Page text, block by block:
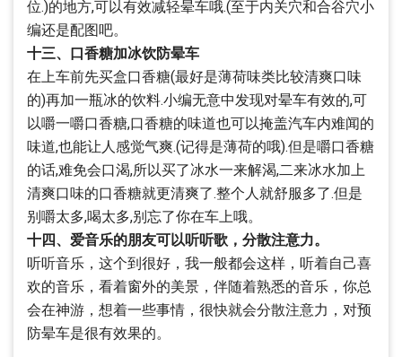
位.)的地方,可以有效减轻晕车哦.(至于内关穴和合谷穴小
编还是配图吧。
十三、口香糖加冰饮防晕车
在上车前先买盒口香糖(最好是薄荷味类比较清爽口味
的)再加一瓶冰的饮料.小编无意中发现对晕车有效的,可
以嚼一嚼口香糖,口香糖的味道也可以掩盖汽车内难闻的
味道,也能让人感觉气爽.(记得是薄荷的哦).但是嚼口香糖
的话,难免会口渴,所以买了冰水一来解渴,二来冰水加上
清爽口味的口香糖就更清爽了.整个人就舒服多了.但是
别嚼太多,喝太多,别忘了你在车上哦。
十四、爱音乐的朋友可以听听歌，分散注意力。
听听音乐，这个到很好，我一般都会这样，听着自己喜
欢的音乐，看着窗外的美景，伴随着熟悉的音乐，你总
会在神游，想着一些事情，很快就会分散注意力，对预
防晕车是很有效果的。